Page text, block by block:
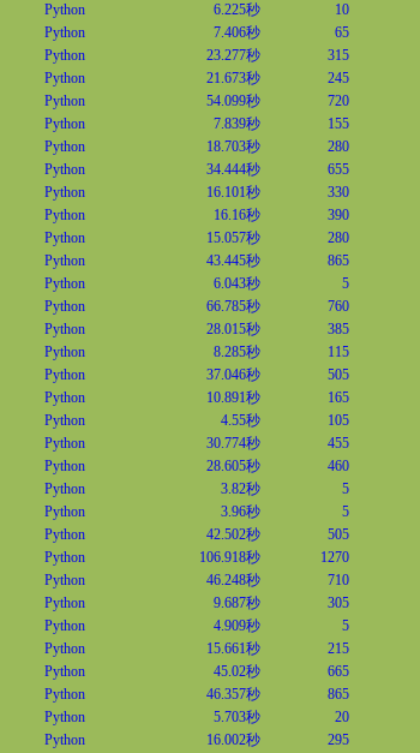
Python 6.225秒
10
Python 7.406秒
65
Python 23.277秒
315
Python 21.673秒
245
Python 54.099秒
720
Python 7.839秒
155
Python 18.703秒
280
Python 34.444秒
655
Python 16.101秒
330
Python 16.16秒
390
Python 15.057秒
280
Python 43.445秒
865
Python 6.043秒
5
Python 66.785秒
760
Python 28.015秒
385
Python 8.285秒
115
Python 37.046秒
505
Python 10.891秒
165
Python 4.55秒
105
Python 30.774秒
455
Python 28.605秒
460
Python 3.82秒
5
Python 3.96秒
5
Python 42.502秒
505
Python 106.918秒
1270
Python 46.248秒
710
Python 9.687秒
305
Python 4.909秒
5
Python 15.661秒
215
Python 45.02秒
665
Python 46.357秒
865
Python 5.703秒
20
Python 16.002秒
295